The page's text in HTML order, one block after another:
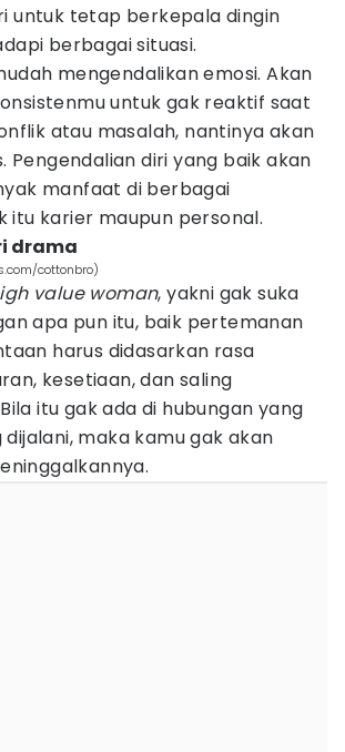
untuk tetap berkepala dingin
berbagai situasi.
mengendalikan emosi. Akan
untuk gak reaktif saat
atau masalah, nantinya akan
Pengendalian diri yang baik akan
manfaat di berbagai
itu karier maupun personal.
drama
cottonbro)
value woman, yakni gak suka
apa pun itu, baik pertemanan
harus didasarkan rasa
kesetiaan, dan saling
itu gak ada di hubungan yang
maka kamu gak akan